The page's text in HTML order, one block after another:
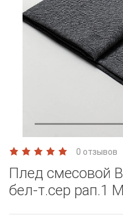
0 отзывов
Плед смесовой
бел-т.сер рап.1